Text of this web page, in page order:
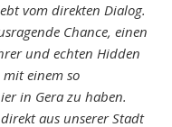
vom direkten Dialog.
Chance, einen
und echten Hidden
einem so
in Gera zu haben.
aus unserer Stadt